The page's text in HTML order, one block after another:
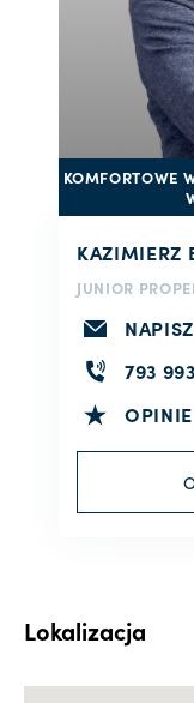
KOMFORTOWE
KAZIMIERZ
JUNIOR
793
Lokalizacja